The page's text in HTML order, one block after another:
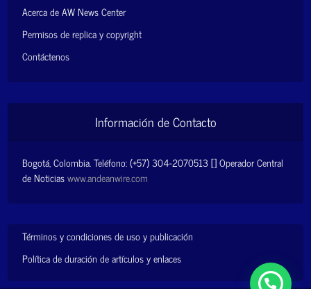
Acerca de AW News Center
Permisos de replica y copyright
Contáctenos
Información de Contacto
Bogotá, Colombia. Teléfono: (+57) 304-2070513 [] Operador Central
de Noticiaswww.andeanwire.com
Términos y condiciones de uso y publicación
Política de duración de artículos y enlaces